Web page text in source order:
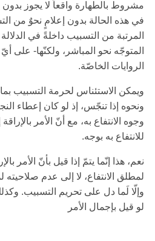
مشروط بالطهارة واقعاً لا يجوز بدون
في هذه الحالة بدون إعلامٍ نحوٌ من
المرتبة من التسبيب داخلةً في
المتوجّه نحو المباشر، ولكنّها- على
الروايات الخاصّة.
ويمكن الاستئناس لحرمة التسبيب
ونحوه إذا تنجّس، إذ لو كان إعطاء
وجوه الانتفاع به، مع أنّ الأمر
للانتفاع به بوجه.
نعم، هذا إنّما يتمّ إذا قيل بأنّ الأمر
لمطلق الانتفاع، لا إلى عدم صلاحيته
وإلّا لَما دل على تحريم التسبيب.
لو قيل بإجمال الأمر